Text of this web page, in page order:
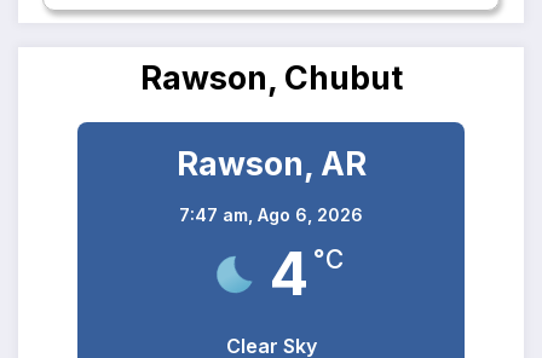
Rawson, Chubut
Rawson, AR
7:47 am, Ago 6, 2026
4 °C
Clear Sky